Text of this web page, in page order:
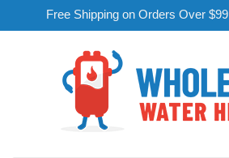
Free Shipping on Orders Over $99